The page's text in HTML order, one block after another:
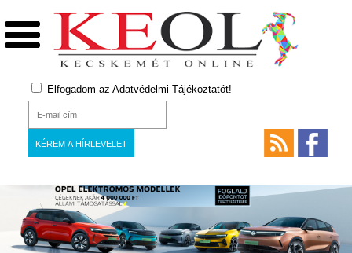
Elfogadom az Adatvédelmi Tájékoztatót!